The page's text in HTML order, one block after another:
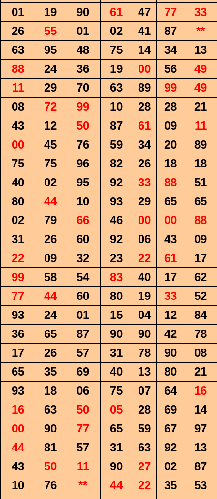
01
19 90 61 47 77
33
26
55 01 02 41 87
**
63
95 48 75 14 34
13
88
24 36 19 00 56
49
11
29 70 63 89 99
49
08
72 99 10 28 28
21
43
12 50 87 61 09
11
00
45 76 59 34 20
89
75
75 96 82 26 18
18
40
02 95 92 33 88
51
80
44 10 93 29 65
65
02
79 66 46 00 00
88
31
26 60 92 06 43
09
22
09 32 23 22 61
17
99
58 54 83 40 17
62
77
44 60 80 19 33
52
93
24 01 15 04 12
84
36
65 87 90 90 42
78
17
26 57 31 78 90
08
65
35 69 40 13 80
21
93
18 06 75 07 64
16
16
63 50 05 28 69
14
00
90 77 65 59 67
97
44
81 57 31 63 92
13
43
50 11 90 27 02
87
10
76 ** 44 22 35
53